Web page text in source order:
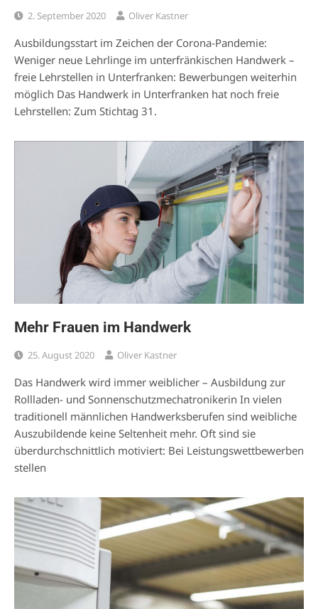
2. September 2020 Oliver Kastner
Ausbildungsstart im Zeichen der Corona-Pandemie:
Weniger neue Lehrlinge im unterfränkischen Handwerk –
freie Lehrstellen in Unterfranken: Bewerbungen weiterhin
möglich Das Handwerk in Unterfranken hat noch freie
Lehrstellen: Zum Stichtag 31.
Mehr Frauen im Handwerk
25. August 2020 Oliver Kastner
Das Handwerk wird immer weiblicher – Ausbildung zur
Rollladen- und Sonnenschutzmechatronikerin In vielen
traditionell männlichen Handwerksberufen sind weibliche
Auszubildende keine Seltenheit mehr. Oft sind sie
überdurchschnittlich motiviert: Bei Leistungswettbewerben
stellen